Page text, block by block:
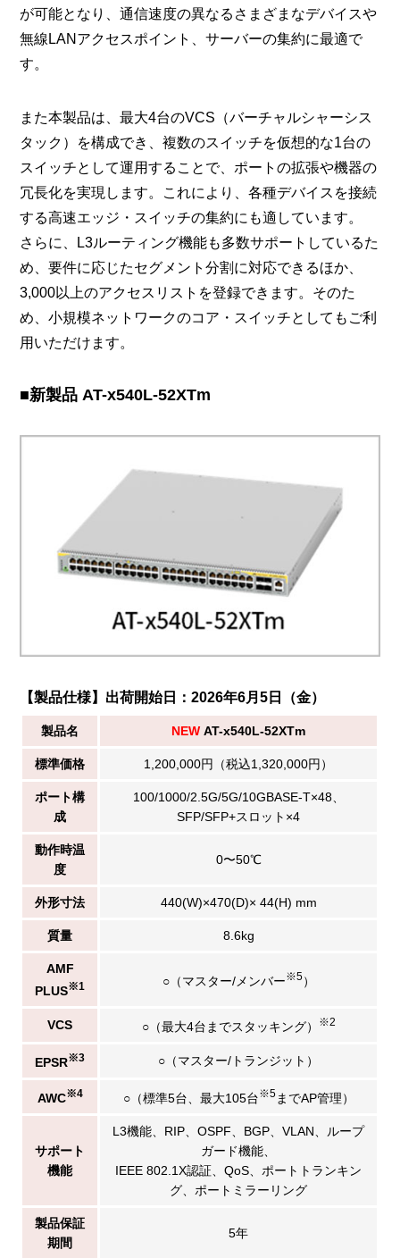
が可能となり、通信速度の異なるさまざまなデバイスや
無線LANアクセスポイント、サーバーの集約に最適で
す。
また本製品は、最大4台のVCS（バーチャルシャーシス
タック）を構成でき、複数のスイッチを仮想的な1台の
スイッチとして運用することで、ポートの拡張や機器の
冗長化を実現します。これにより、各種デバイスを接続
する高速エッジ・スイッチの集約にも適しています。
さらに、L3ルーティング機能も多数サポートしているた
め、要件に応じたセグメント分割に対応できるほか、
3,000以上のアクセスリストを登録できます。そのた
め、小規模ネットワークのコア・スイッチとしてもご利
用いただけます。
■新製品 AT-x540L-52XTm
【製品仕様】出荷開始日：2026年6月5日（金）
製品名 NEW AT-x540L-52XTm
標準価格 1,200,000円（税込1,320,000円）
ポート構
成
100/1000/2.5G/5G/10GBASE-T×48、
SFP/SFP+スロット×4
動作時温
度
0〜50℃
外形寸法 440(W)×470(D)× 44(H) mm
質量 8.6kg
AMF
PLUS※1 ○（マスター/メンバー※5）
VCS ○（最大4台までスタッキング） ※2
EPSR※3 ○（マスター/トランジット）
AWC※4 ○（標準5台、最大105台※5までAP管理）
サポート
機能
L3機能、RIP、OSPF、BGP、VLAN、ループ
ガード機能、
IEEE 802.1X認証、QoS、ポートトランキン
グ、ポートミラーリング
製品保証
期間
5年